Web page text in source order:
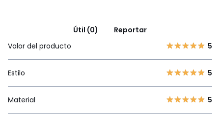
Útil (0)
Reportar
Valor del producto
5
Estilo 5
Material 5